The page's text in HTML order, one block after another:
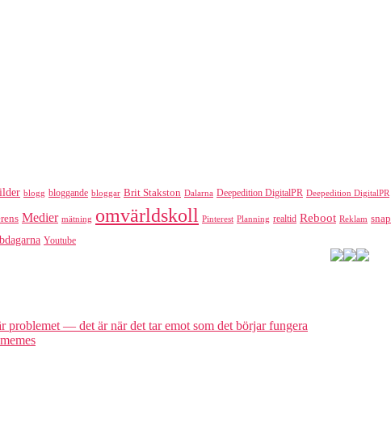
blogg bloggande bloggar Brit Stakston Dalarna Deepedition DigitalPR Deepedition DigitalPR
Medier mätning omvärldskoll Pinterest Planning realtid Reboot Reklam
Youtube
problemet — det är när det tar emot som det börjar fungera